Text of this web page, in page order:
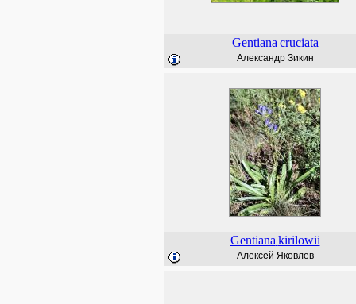
Gentiana cruciata
Александр Зикин
Gentiana kirilowii
Алексей Яковлев